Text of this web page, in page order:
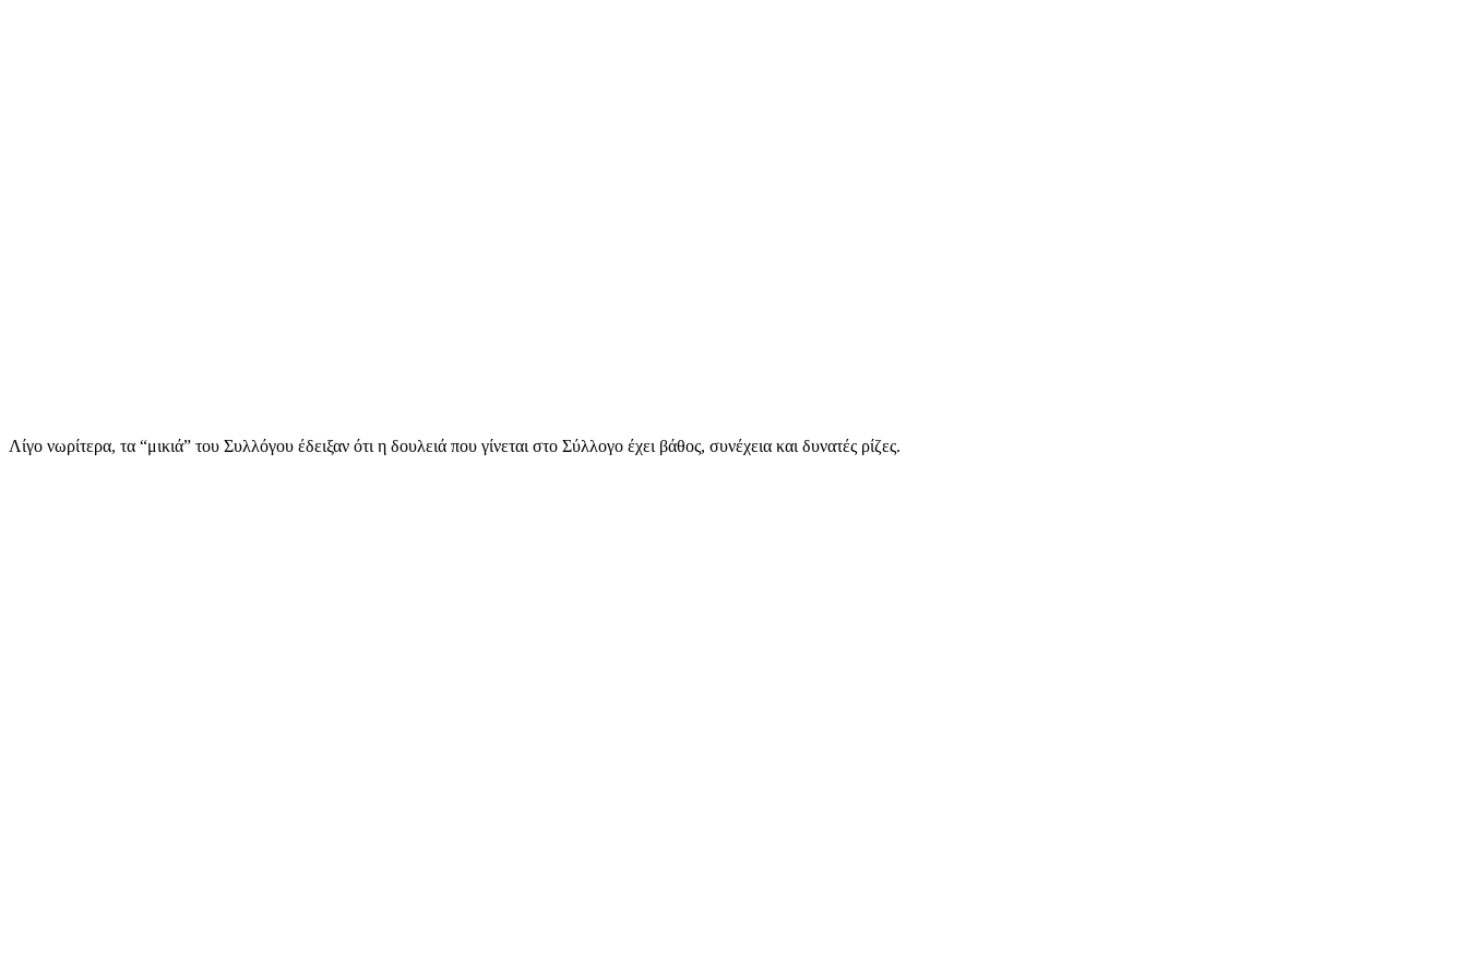
Λίγο νωρίτερα, τα “μικιά” του Συλλόγου έδειξαν ότι η δουλειά που γίνεται στο Σύλλογο έχει βάθος, συνέχεια και δυνατές ρίζες.